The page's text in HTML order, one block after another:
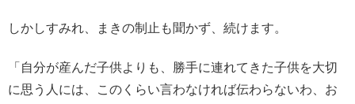
しかしすみれ、まきの制止も聞かず、続けます。
「自分が産んだ子供よりも、勝手に連れてきた子供を大切
に思う人には、このくらい言わなければ伝わらないわ、お